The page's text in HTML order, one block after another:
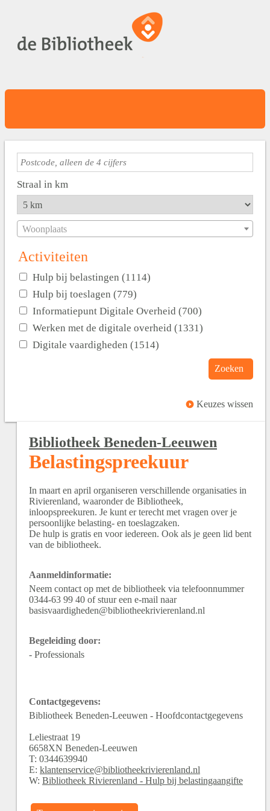
Straal in km
Woonplaats
Activiteiten
Hulp bij belastingen (1114)
Hulp bij toeslagen (779)
Informatiepunt Digitale Overheid (700)
Werken met de digitale overheid (1331)
Digitale vaardigheden (1514)
Zoeken
Keuzes wissen
Bibliotheek Beneden-Leeuwen
Belastingspreekuur
In maart en april organiseren verschillende organisaties in
Rivierenland, waaronder de Bibliotheek,
inloopspreekuren. Je kunt er terecht met vragen over je
persoonlijke belasting- en toeslagzaken.
De hulp is gratis en voor iedereen. Ook als je geen lid bent
van de bibliotheek.
Aanmeldinformatie:
Neem contact op met de bibliotheek via telefoonnummer
0344-63 99 40 of stuur een e-mail naar
basisvaardigheden@bibliotheekrivierenland.nl
Begeleiding door:
- Professionals
Contactgegevens:
Bibliotheek Beneden-Leeuwen - Hoofdcontactgegevens
Leliestraat 19
6658XN Beneden-Leeuwen
T: 0344639940
E: klantenservice@bibliotheekrivierenland.nl
W: Bibliotheek Rivierenland - Hulp bij belastingaangifte